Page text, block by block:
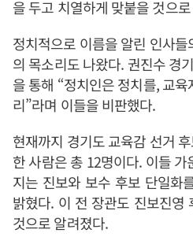
을 두고 치열하게 맞붙을 것으
정치적으로 이름을 알린 인사
의 목소리도 나왔다. 권진수 경
을 통해 “정치인은 정치를, 교
리”라며 이들을 비판했다.
현재까지 경기도 교육감 선거
한 사람은 총 12명이다. 이들
지는 진보와 보수 후보 단일화
밝혔다. 이 전 장관도 진보진영
것으로 알려졌다.